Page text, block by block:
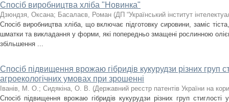
Спосіб виробництва хліба "Новинка"
Дзюндзя, Оксана; Басалаєв, Роман (ДП “Український інститут
Спосіб виробництва хліба, що включає підготовку сировини, заміс
шматки та викладання у форми, які попередньо змащені рослинною
збільшення ...
Спосіб підвищення врожаю гібридів кукурудзи різних груп
агроекологічних умовах при зрошенні
Іванів, М. О.; Сидякіна, О. В. (Державний реєстр патентів України на
Спосіб підвищення врожаю гібридів кукурудзи різних груп стиглості